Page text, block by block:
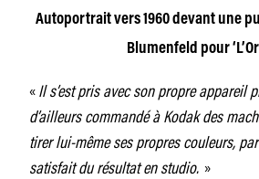
Autoportrait vers 1960 devant une
Blumenfeld pour
«Il s’est pris avec son propre appareil
d’ailleurs commandé à Kodak des
tirer lui-même ses propres couleurs,
satisfait du résultat en studio. »